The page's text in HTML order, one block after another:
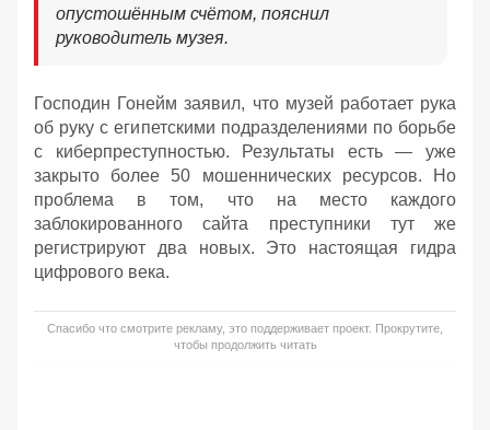
опустошённым счётом, пояснил
руководитель музея.
Господин Гонейм заявил, что музей работает рука
об руку с египетскими подразделениями по борьбе
с киберпреступностью. Результаты есть — уже
закрыто более 50 мошеннических ресурсов. Но
проблема в том, что на место каждого
заблокированного сайта преступники тут же
регистрируют два новых. Это настоящая гидра
цифрового века.
Спасибо что смотрите рекламу, это поддерживает проект. Прокрутите,
чтобы продолжить читать